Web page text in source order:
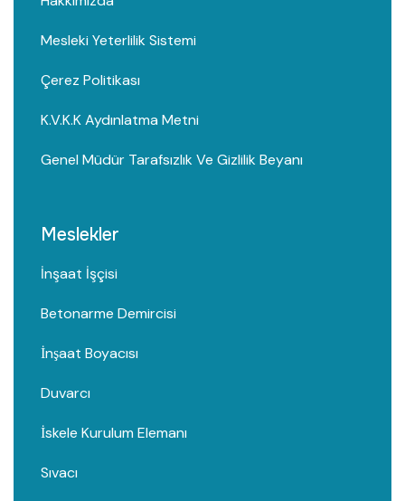
Mesleki Yeterlilik Sistemi
Çerez Politikası
K.V.K.K Aydınlatma Metni
Genel Müdür Tarafsızlık Ve Gizlilik Beyanı
Meslekler
İnşaat İşçisi
Betonarme Demircisi
İnşaat Boyacısı
Duvarcı
İskele Kurulum Elemanı
Sıvacı